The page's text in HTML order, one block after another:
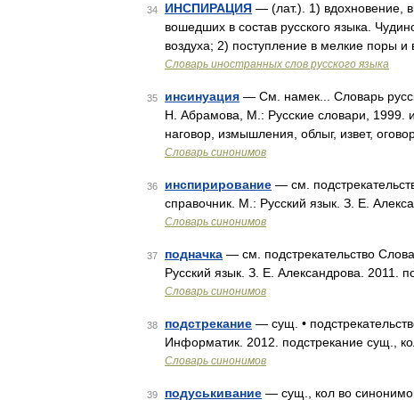
34 ИНСПИРАЦИЯ — (лат.). 1) вдохновение,
вошедших в состав русского языка.
воздуха; 2) поступление в мелкие поры
Словарь иностранных слов русского языка
35 инсинуация — См. намек... Словарь
Н. Абрамова, М.: Русские словари, 1999.
наговор, измышления, облыг, извет,
Словарь синонимов
36 инспирирование — см.
справочник. М.: Русский язык. З. Е.
Словарь синонимов
37 подначка — см. подстрекательство
Русский язык. З. Е. Александрова. 2011.
Словарь синонимов
38 подстрекание — сущ. •
Информатик. 2012. подстрекание сущ.,
Словарь синонимов
39 подуськивание — сущ., кол во